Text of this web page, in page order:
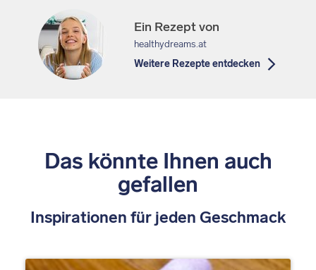
Ein Rezept von
healthydreams.at
Weitere Rezepte entdecken
Das könnte Ihnen auch
gefallen
Inspirationen für jeden Geschmack